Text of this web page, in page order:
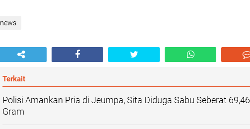
news
Terkait
Polisi Amankan Pria di Jeumpa, Sita Diduga Sabu Seberat 69,46
Gram